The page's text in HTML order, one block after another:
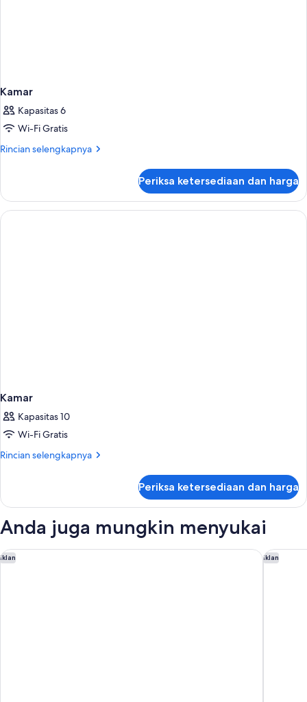
Kamar
Kapasitas 6
Wi-Fi Gratis
Rincian selengkapnya
Rincian
Kamar
Periksa ketersediaan dan harga
Kamar
Kapasitas 10
Wi-Fi Gratis
Rincian selengkapnya
Rincian
Kamar
Periksa ketersediaan dan harga
Anda juga mungkin menyukai
Iklan
Hyatt Place Melbourne, Essendon Fields Iklan